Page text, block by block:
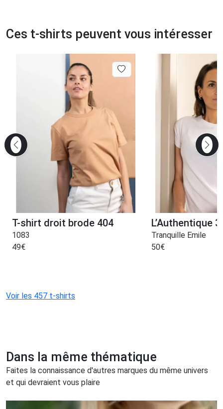
Ces t-shirts peuvent vous intéresser
T-shirt droit brode 404
1083
49€
L’Authentique
Tranquille Emile
50€
Voir les 457 t-shirts
Dans la même thématique
Faites la connaissance d'autres marques du même univers
et qui devraient vous plaire